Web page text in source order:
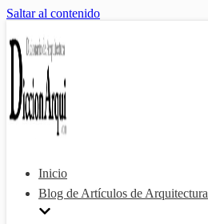
Saltar al contenido
Inicio
Blog de Artículos de Arquitectura